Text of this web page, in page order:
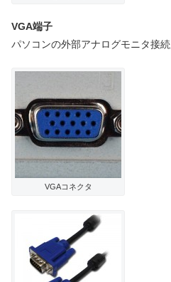
VGA端子
パソコンの外部アナログモニタ接
VGAコネクタ